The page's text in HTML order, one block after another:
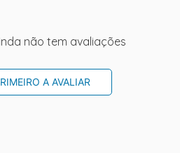
não tem avaliações
A AVALIAR